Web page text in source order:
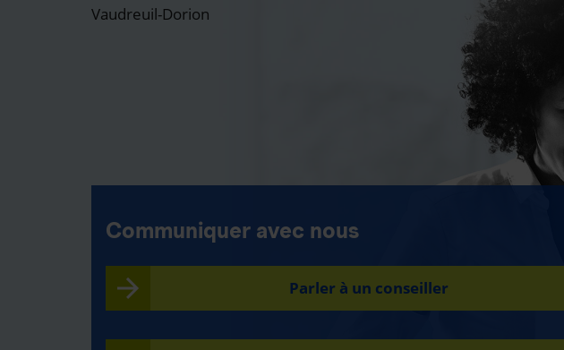
Vaudreuil-Dorion
Communiquer avec nous
Parler à un conseiller